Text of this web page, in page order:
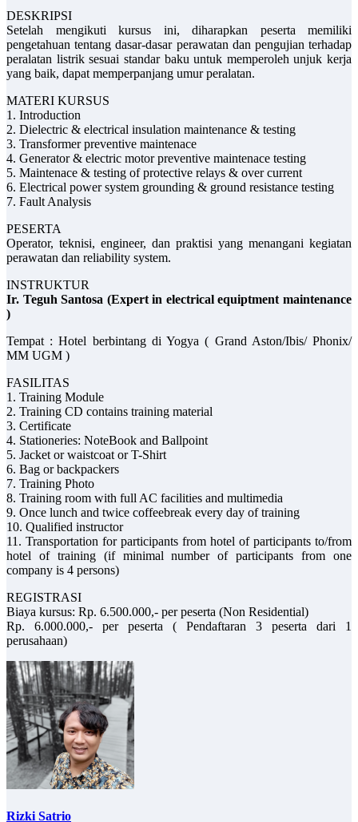
DESKRIPSI
Setelah mengikuti kursus ini, diharapkan peserta memiliki
pengetahuan tentang dasar-dasar perawatan dan pengujian terhadap
peralatan listrik sesuai standar baku untuk memperoleh unjuk kerja
yang baik, dapat memperpanjang umur peralatan.
MATERI KURSUS
1. Introduction
2. Dielectric & electrical insulation maintenance & testing
3. Transformer preventive maintenace
4. Generator & electric motor preventive maintenace testing
5. Maintenace & testing of protective relays & over current
6. Electrical power system grounding & ground resistance testing
7. Fault Analysis
PESERTA
Operator, teknisi, engineer, dan praktisi yang menangani kegiatan
perawatan dan reliability system.
INSTRUKTUR
Ir. Teguh Santosa (Expert in electrical equiptment maintenance
)
Tempat : Hotel berbintang di Yogya ( Grand Aston/Ibis/ Phonix/
MM UGM )
FASILITAS
1. Training Module
2. Training CD contains training material
3. Certificate
4. Stationeries: NoteBook and Ballpoint
5. Jacket or waistcoat or T-Shirt
6. Bag or backpackers
7. Training Photo
8. Training room with full AC facilities and multimedia
9. Once lunch and twice coffeebreak every day of training
10. Qualified instructor
11. Transportation for participants from hotel of participants to/from
hotel of training (if minimal number of participants from one
company is 4 persons)
REGISTRASI
Biaya kursus: Rp. 6.500.000,- per peserta (Non Residential)
Rp. 6.000.000,- per peserta ( Pendaftaran 3 peserta dari 1
perusahaan)
Rizki Satrio